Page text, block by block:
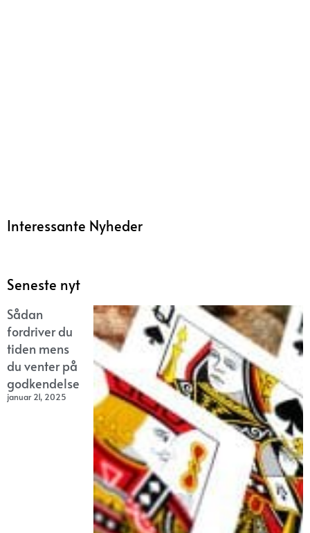
Interessante Nyheder
Seneste nyt
Sådan
fordriver du
tiden mens
du venter på
godkendelse
januar 21, 2025